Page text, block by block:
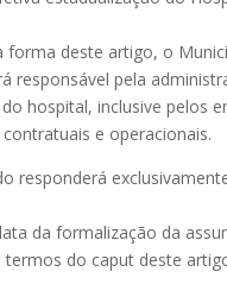
forma deste artigo, o
responsável pela
hospital, inclusive pelos
e operacionais.
responderá
da formalização da
termos do caput deste